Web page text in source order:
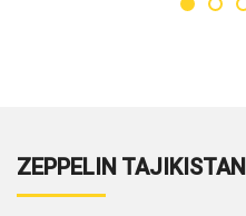
ZEPPELIN TAJIKISTAN